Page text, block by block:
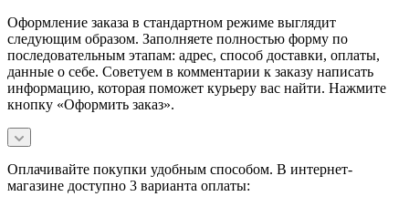
Оформление заказа в стандартном режиме выглядит
следующим образом. Заполняете полностью форму по
последовательным этапам: адрес, способ доставки, оплаты,
данные о себе. Советуем в комментарии к заказу написать
информацию, которая поможет курьеру вас найти. Нажмите
кнопку «Оформить заказ».
Оплачивайте покупки удобным способом. В интернет-
магазине доступно 3 варианта оплаты: